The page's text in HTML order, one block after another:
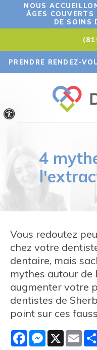
Version accessible
NOUS
ÂGES COUVERTS
DE SOINS
PRENDRE RENDEZ-
4
Vous redoutez
chez votre
dentaire, mais
mythes autour de
augmenter votre
dentistes de
point sur ces
FacebookMessenger
X